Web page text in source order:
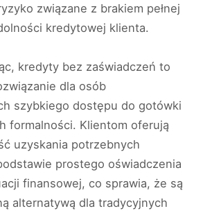
związane z brakiem pełnej
kredytowej klienta.
kredyty bez zaświadczeń to
dla osób
szybkiego dostępu do gotówki
formalności. Klientom oferują
uzyskania potrzebnych
prostego oświadczenia
finansowej, co sprawia, że są
alternatywą dla tradycyjnych